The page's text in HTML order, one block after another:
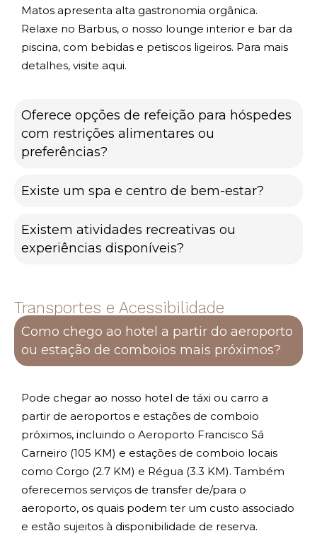
Matos apresenta alta gastronomia orgânica.
Relaxe no Barbus, o nosso lounge interior e bar da
piscina, com bebidas e petiscos ligeiros. Para mais
detalhes, visite aqui.
Oferece opções de refeição para hóspedes
com restrições alimentares ou
preferências?
Existe um spa e centro de bem-estar?
Existem atividades recreativas ou
experiências disponíveis?
Transportes e Acessibilidade
Como chego ao hotel a partir do aeroporto
ou estação de comboios mais próximos?
Pode chegar ao nosso hotel de táxi ou carro a
partir de aeroportos e estações de comboio
próximos, incluindo o Aeroporto Francisco Sá
Carneiro (105 KM) e estações de comboio locais
como Corgo (2.7 KM) e Régua (3.3 KM). Também
oferecemos serviços de transfer de/para o
aeroporto, os quais podem ter um custo associado
e estão sujeitos à disponibilidade de reserva.